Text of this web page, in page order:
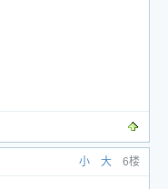
小 大 6楼